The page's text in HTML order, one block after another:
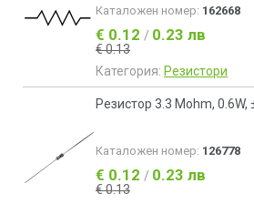
Каталожен номер: 162668
€ 0.12 / 0.23 лв
€ 0.13
Категория: Резистори
Резистор 3.3 Mohm,
Каталожен номер: 126778
€ 0.12 / 0.23 лв
€ 0.13